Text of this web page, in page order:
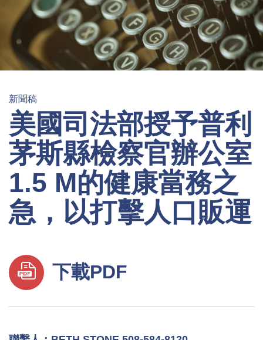
新聞稿
美國司法部授予普利
茅斯縣檢察官辦公室
1.5 M的健康當務之
急，以打擊人口販運
下載PDF